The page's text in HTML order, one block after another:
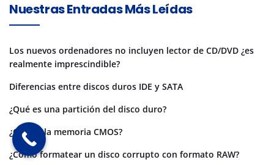
Nuestras Entradas Más Leídas
Los nuevos ordenadores no incluyen lector de CD/DVD ¿es
realmente imprescindible?
Diferencias entre discos duros IDE y SATA
¿Qué es una partición del disco duro?
¿Qué es la memoria CMOS?
¿Cómo formatear un disco corrupto con formato RAW?